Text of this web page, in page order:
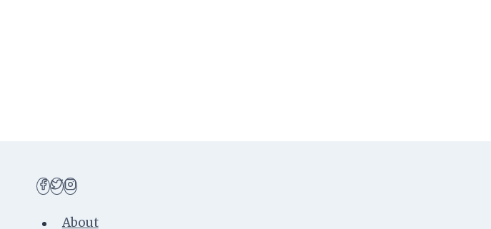
About